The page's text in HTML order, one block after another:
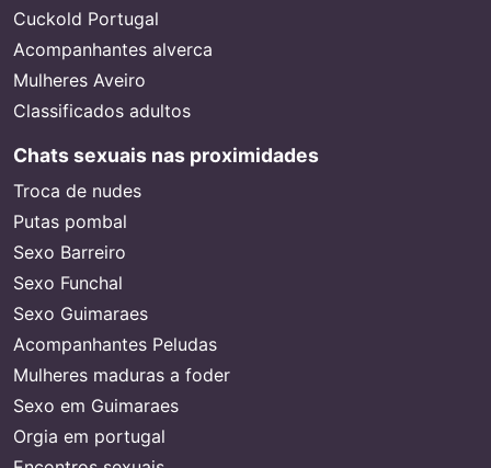
Cuckold Portugal
Acompanhantes alverca
Mulheres Aveiro
Classificados adultos
Chats sexuais nas proximidades
Troca de nudes
Putas pombal
Sexo Barreiro
Sexo Funchal
Sexo Guimaraes
Acompanhantes Peludas
Mulheres maduras a foder
Sexo em Guimaraes
Orgia em portugal